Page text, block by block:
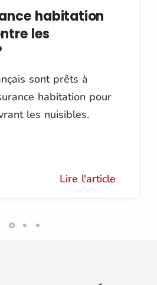
habitation
les
sont prêts à
habitation pour
les nuisibles.
Lire l'article